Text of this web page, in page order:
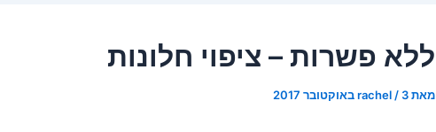
ללא פשרות – ציפוי חלונות
מאת rachel / 3 באוקטובר 2017